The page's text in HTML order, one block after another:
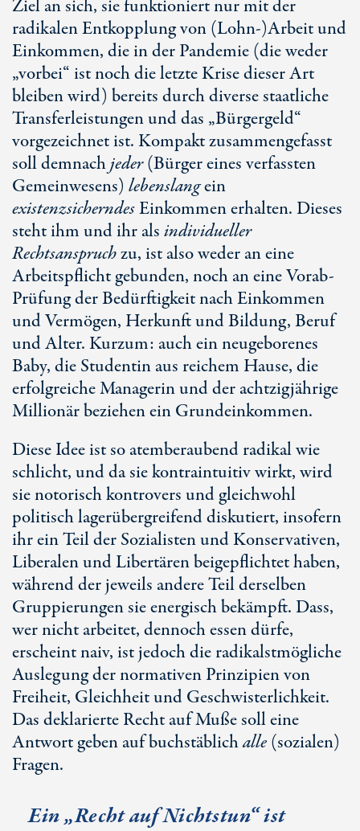
Ziel an sich, sie funktioniert nur mit der
radikalen Entkopplung von(Lohn-)Arbeitund
Einkommen, die in der Pandemie (die weder
„vorbei“ ist noch die letzte Krise dieser Art
bleiben wird) bereits durch diverse staatliche
Transferleistungen und das „Bürgergeld“
vorgezeichnet ist. Kompakt zusammengefasst
soll demnachjeder(Bürger eines verfassten
Gemeinwesens) lebenslangein
existenzsicherndesEinkommen erhalten. Dieses
steht ihm und ihr alsindividueller
Rechtsanspruchzu, ist also weder an eine
Arbeitspflicht gebunden, noch an eine Vorab-
Prüfung der Bedürftigkeit nach Einkommen
und Vermögen, Herkunft und Bildung, Beruf
und Alter. Kurzum: auch ein neugeborenes
Baby, die Studentin aus reichem Hause, die
erfolgreiche Managerin und der achtzigjährige
Millionär beziehen ein Grundeinkommen.
Diese Idee ist so atemberaubend radikal wie
schlicht, und da sie kontraintuitiv wirkt, wird
sie notorisch kontrovers und gleichwohl
politisch lagerübergreifend diskutiert, insofern
ihr ein Teil der Sozialisten und Konservativen,
Liberalen und Libertären beigepflichtet haben,
während der jeweils andere Teil derselben
Gruppierungen sie energisch bekämpft. Dass,
wer nicht arbeitet, dennoch essen dürfe,
erscheint naiv, ist jedoch die radikalstmögliche
Auslegung der normativen Prinzipien von
Freiheit, Gleichheit und Geschwisterlichkeit.
Das deklarierte Recht auf Muße soll eine
Antwort geben auf buchstäblichalle(sozialen)
Fragen.
Ein „Recht auf Nichtstun“ ist